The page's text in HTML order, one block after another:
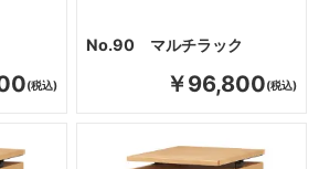
No.90 マルチラック
￥96,800